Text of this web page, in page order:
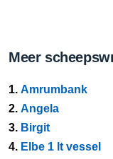
Meer
1. Amrumbank
2. Angela
3. Birgit
4. Elbe 1 lt vessel